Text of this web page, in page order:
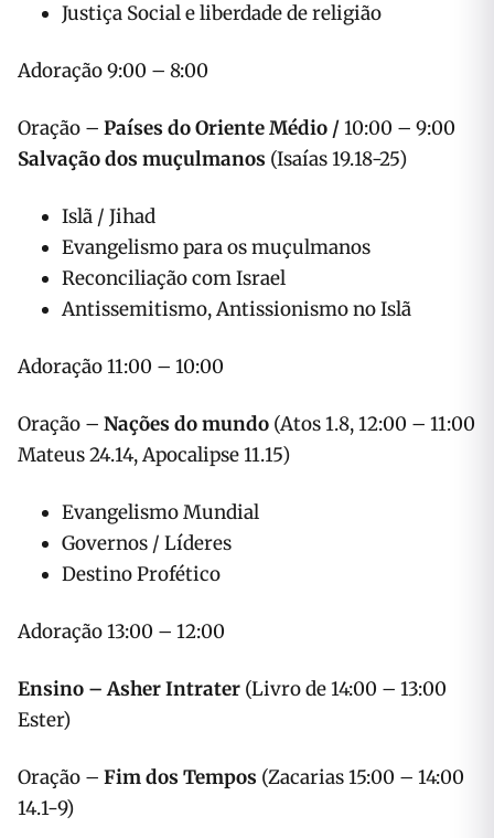
Justiça Social e liberdade de religião
8:00 – 9:00 Adoração
9:00 – 10:00 Oração –
Países do Oriente Médio /
Salvação dos muçulmanos (Isaías 19.18-25)
Islã / Jihad
Evangelismo para os muçulmanos
Reconciliação com Israel
Antissemitismo, Antissionismo no Islã
10:00 – 11:00 Adoração
11:00 – 12:00 Oração –
Nações do mundo (Atos 1.8,
Mateus 24.14, Apocalipse 11.15)
Evangelismo Mundial
Governos / Líderes
Destino Profético
12:00 – 13:00 Adoração
13:00 – 14:00
Ensino – Asher Intrater (Livro de
Ester)
14:00 – 15:00 Oração –
Fim dos Tempos (Zacarias
14.1-9)